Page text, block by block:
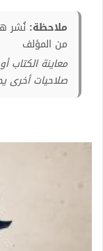
ملاحظة: نُشر
من المؤلف
معاينة
صلاحيات أخرى